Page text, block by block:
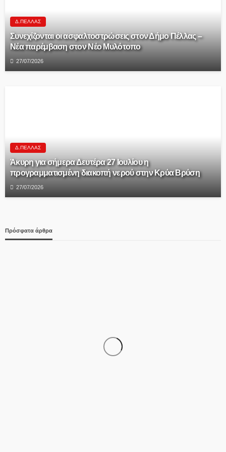
Δ.ΠΈΛΛΑΣ
Συνεχίζονται οι ασφαλτοστρώσεις στον Δήμο Πέλλας –
Νέα παρέμβαση στον Νέο Μυλότοπο
27/07/2026
Δ.ΠΈΛΛΑΣ
Άκυρη για σήμερα Δευτέρα 27 Ιουλίου η
προγραμματισμένη διακοπή νερού στην Κρύα Βρύση
27/07/2026
Πρόσφατα άρθρα